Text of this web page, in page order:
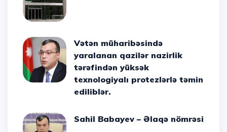
Vətən müharibəsində
yaralanan qazilər nazirlik
tərəfindən yüksək
texnologiyalı protezlərlə təmin
ediliblər.
Sahil Babayev – Əlaqə nömrəsi